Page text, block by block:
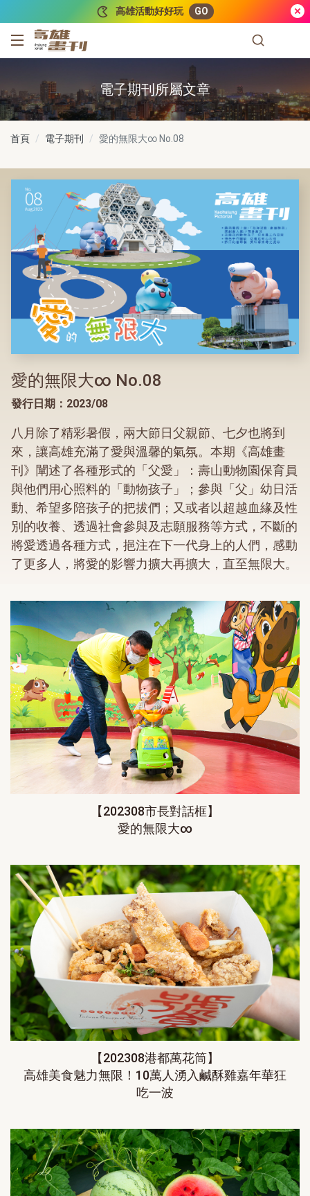
高雄活動好好玩 GO
高雄畫刊
電子期刊所屬文章
首頁 電子期刊 愛的無限大∞No.08
愛的無限大∞ No.08
發行日期：2023/08
八月除了精彩暑假，兩大節日父親節、七夕也將到
來，讓高雄充滿了愛與溫馨的氣氛。本期《高雄畫
刊》闡述了各種形式的「父愛」：壽山動物園保育員
與他們用心照料的「動物孩子」；參與「父」幼日活
動、希望多陪孩子的把拔們；又或者以超越血緣及性
別的收養、透過社會參與及志願服務等方式，不斷的
將愛透過各種方式，挹注在下一代身上的人們，感動
了更多人，將愛的影響力擴大再擴大，直至無限大。
【202308市長對話框】
愛的無限大∞
【202308港都萬花筒】
高雄美食魅力無限！10萬人湧入鹹酥雞嘉年華狂
吃一波